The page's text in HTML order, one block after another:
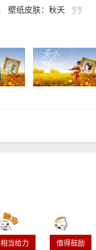
壁纸皮肤：秋天
相当给力 值得鼓励